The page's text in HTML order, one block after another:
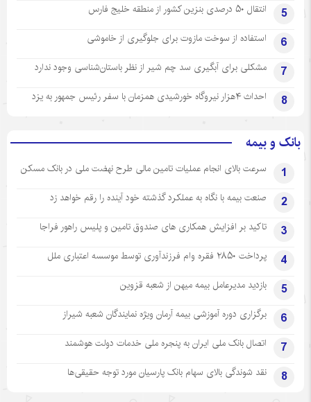
5 انتقال ۵۰ درصدی بنزین کشور از منطقه خلیج فارس
6 استفاده از سوخت مازوت برای جلوگیری از خاموشی
7 مشکلی برای آبگیری سد چم شیر از نظر باستان‌شناسی وجود ندارد
8 احداث ۴هزار نیروگاه خورشیدی همزمان با سفر رئیس جمهور به یزد
بانک و بیمه
1 سرعت بالای انجام عملیات تامین مالی طرح نهضت ملی در بانک مسکن
2 صنعت بیمه با نگاه به عملکرد گذشته خود آینده را رقم خواهد زد
3 تاکید بر افزایش همکاری های صندوق تامین و پلیس راهور فراجا
4 پرداخت ۲۸۵۰ فقره وام فرزندآوری توسط موسسه اعتباری ملل
5 بازدید مدیرعامل بیمه میهن از شعبه قزوین
6 برگزاری دوره آموزشی بیمه آرمان ویژه نمایندگان شعبه شیراز
7 اتصال بانک ملی ایران به پنجره ملی خدمات دولت هوشمند
8 نقد شوندگی بالای سهام بانک پارسیان مورد توجه حقیقی‌ها